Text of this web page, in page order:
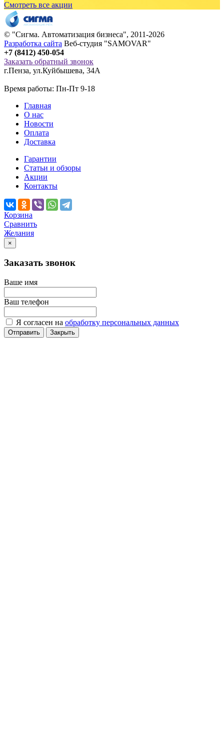
Смотреть все акции
© "Сигма. Автоматизация бизнеса", 2011-2026
Разработка сайта Веб-студия "SAMOVAR"
+7 (8412) 450-054
Заказать обратный звонок
г.Пенза, ул.Куйбышева, 34А
Время работы: Пн-Пт 9-18
Главная
О нас
Новости
Оплата
Доставка
Гарантии
Статьи и обзоры
Акции
Контакты
Корзина
Сравнить
Желания
×
Заказать звонок
Ваше имя
Ваш телефон
Я согласен на обработку персональных данных
Отправить Закрыть